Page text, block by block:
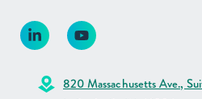
820 Massachusetts Ave.,